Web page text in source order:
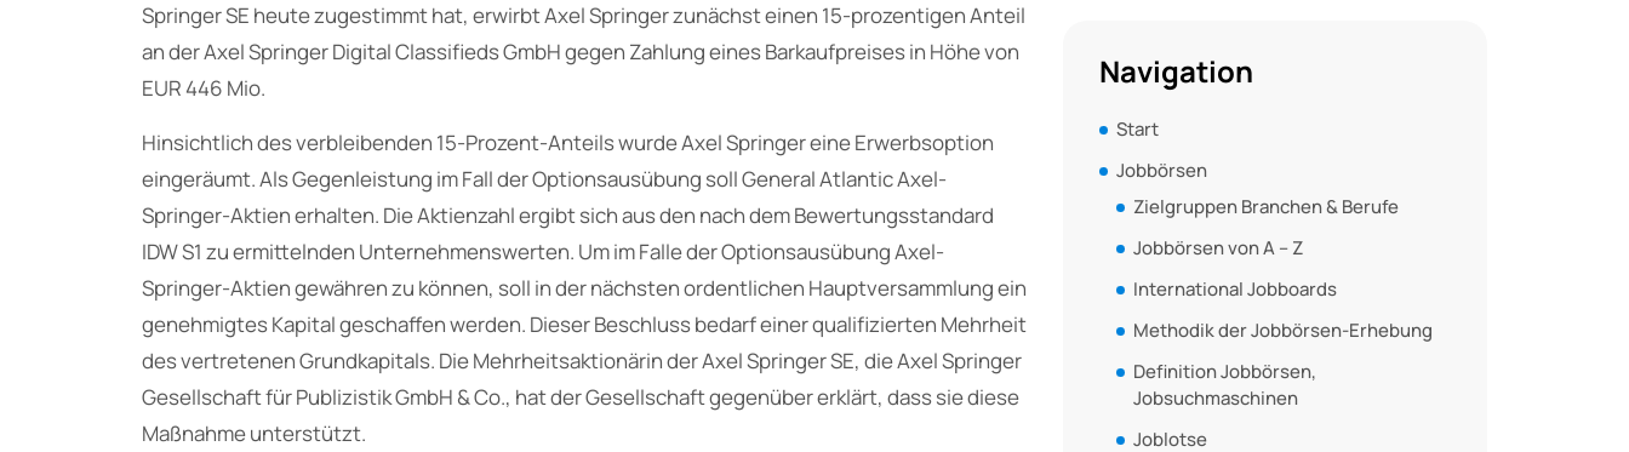
Springer SE heute zugestimmt hat, erwirbt Axel Springer zunächst einen 15-prozentigen Anteil
an der Axel Springer Digital Classifieds GmbH gegen Zahlung eines Barkaufpreises in Höhe von
EUR 446 Mio.
Hinsichtlich des verbleibenden 15-Prozent-Anteils wurde Axel Springer eine Erwerbsoption
eingeräumt. Als Gegenleistung im Fall der Optionsausübung soll General Atlantic Axel-
Springer-Aktien erhalten. Die Aktienzahl ergibt sich aus den nach dem Bewertungsstandard
IDW S1 zu ermittelnden Unternehmenswerten. Um im Falle der Optionsausübung Axel-
Springer-Aktien gewähren zu können, soll in der nächsten ordentlichen Hauptversammlung ein
genehmigtes Kapital geschaffen werden. Dieser Beschluss bedarf einer qualifizierten Mehrheit
des vertretenen Grundkapitals. Die Mehrheitsaktionärin der Axel Springer SE, die Axel Springer
Gesellschaft für Publizistik GmbH & Co., hat der Gesellschaft gegenüber erklärt, dass sie diese
Maßnahme unterstützt.
Navigation
Start
Jobbörsen
Zielgruppen Branchen & Berufe
Jobbörsen von A – Z
International Jobboards
Methodik der Jobbörsen-Erhebung
Definition Jobbörsen,
Jobsuchmaschinen
Joblotse